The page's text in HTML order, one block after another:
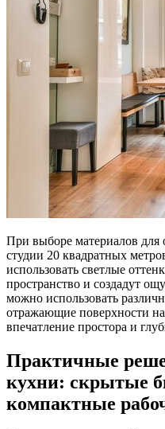
При выборе материалов для
студии 20 квадратных
использовать светлые
пространство и создадут
можно использовать
отражающие поверхности
впечатление простора и
Практичные
кухни: скрытые
компактные